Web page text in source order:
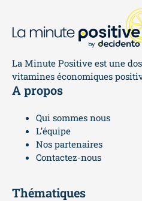
La Minute Positive est une
vitamines économiques
A propos
Qui sommes nous
L’équipe
Nos partenaires
Contactez-nous
Thématiques